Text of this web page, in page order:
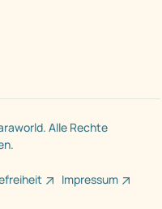
Alle Rechte
Impressum